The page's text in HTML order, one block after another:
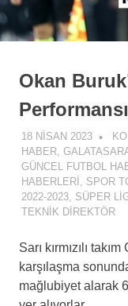
Okan
18 NISAN 2023
HABER,
GÜNCEL FUTBOL
HABERLERI , SPOR
2022-2023, SÜPER
TEKNIK DIREKTÖR
Sarı kırmızılı
karşılaşma
mağlubiyet alarak